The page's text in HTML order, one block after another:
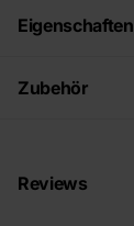
Eigenschaften
Zubehör
Reviews